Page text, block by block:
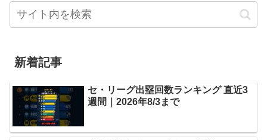
新着記事
セ・リーグ出塁回数ランキング 直近3
週間｜2026年8/3まで